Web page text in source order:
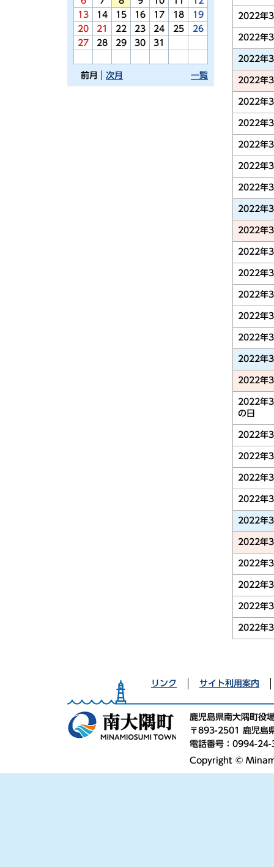
13
14 15 16 17 18
19
20
21 22 23 24 25
26
27
28 29 30 31
前月 一覧
次月
2022年
2022年
2022年
2022年
2022年
2022年
2022年
2022年
2022年
2022年
2022年
2022年
2022年
2022年
2022年
2022年
2022年
2022年
2022年
の日
2022年
2022年
2022年
2022年
2022年
2022年
2022年
2022年
2022年
2022年
リンク サイト利用案内
鹿児島県南大隅町役
〒893-2501 鹿児島
電話番号：0994-
Copyright ©